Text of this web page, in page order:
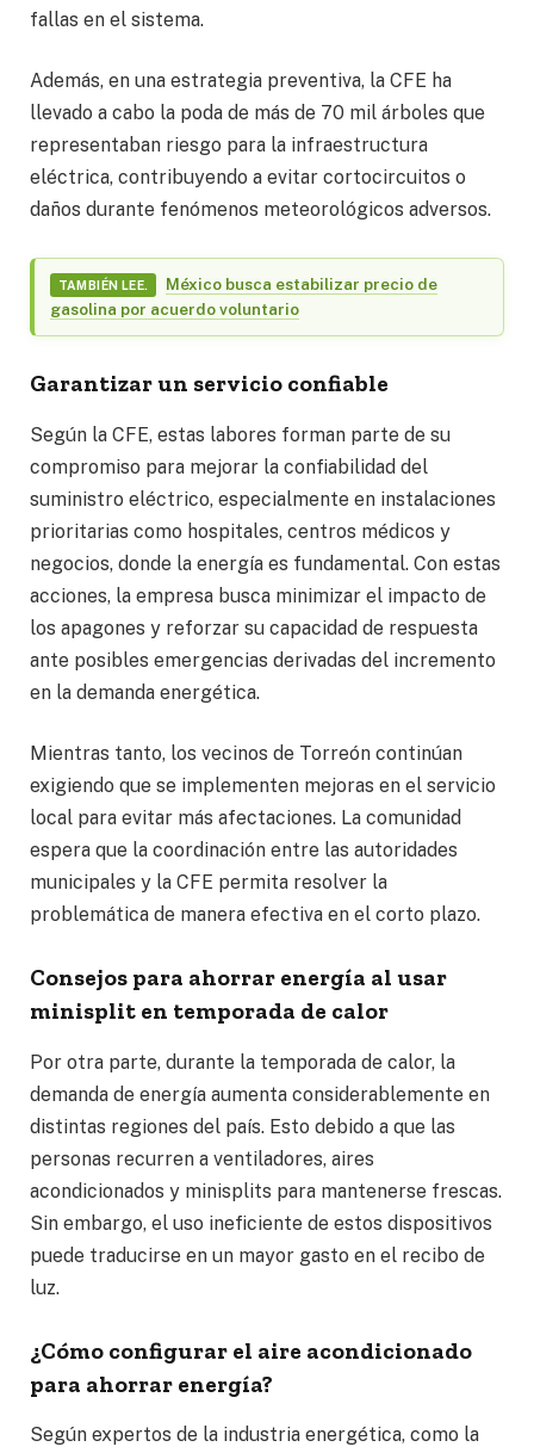
fallas en el sistema.
Además, en una estrategia preventiva, la CFE ha
llevado a cabo la poda de más de 70 mil árboles que
representaban riesgo para la infraestructura
eléctrica, contribuyendo a evitar cortocircuitos o
daños durante fenómenos meteorológicos adversos.
TAMBIÉN LEE.
México busca estabilizar precio de
gasolina por acuerdo voluntario
Garantizar un servicio confiable
Según la CFE, estas labores forman parte de su
compromiso para mejorar la confiabilidad del
suministro eléctrico, especialmente en instalaciones
prioritarias como hospitales, centros médicos y
negocios, donde la energía es fundamental. Con estas
acciones, la empresa busca minimizar el impacto de
los apagones y reforzar su capacidad de respuesta
ante posibles emergencias derivadas del incremento
en la demanda energética.
Mientras tanto, los vecinos de Torreón continúan
exigiendo que se implementen mejoras en el servicio
local para evitar más afectaciones. La comunidad
espera que la coordinación entre las autoridades
municipales y la CFE permita resolver la
problemática de manera efectiva en el corto plazo.
Consejos para ahorrar energía al usar
minisplit en temporada de calor
Por otra parte, durante la temporada de calor, la
demanda de energía aumenta considerablemente en
distintas regiones del país. Esto debido a que las
personas recurren a ventiladores, aires
acondicionados y minisplits para mantenerse frescas.
Sin embargo, el uso ineficiente de estos dispositivos
puede traducirse en un mayor gasto en el recibo de
luz.
¿Cómo configurar el aire acondicionado
para ahorrar energía?
Según expertos de la industria energética, como la